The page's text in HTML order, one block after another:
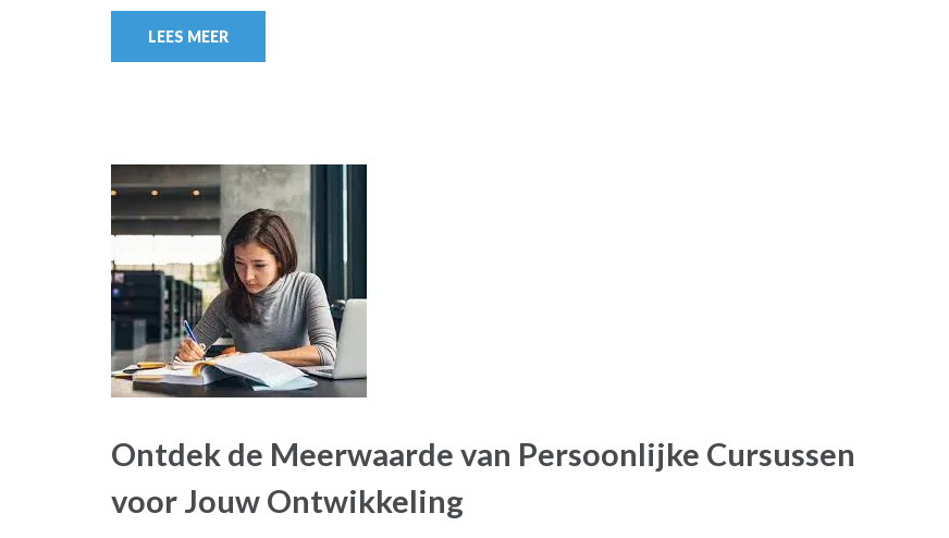
LEES MEER
Ontdek de Meerwaarde van Persoonlijke Cursussen
voor Jouw Ontwikkeling